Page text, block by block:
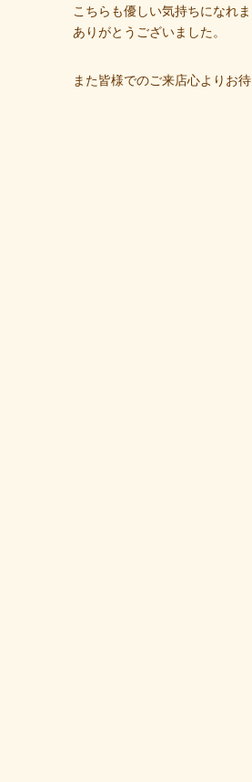
こちらも優しい気持ちになれ
ありがとうございました。
また皆様でのご来店心よりお待